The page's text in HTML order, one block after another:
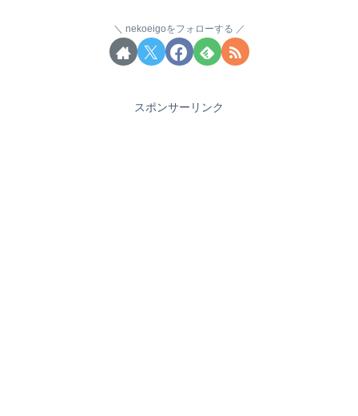
nekoeigoをフォローする
スポンサーリンク